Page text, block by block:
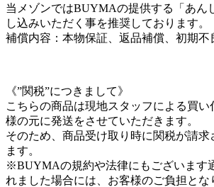
当メゾンではBUYMAの提供する「あん
し込みいただく事を推奨しております。
補償内容：本物保証、返品補償、初期不
《”関税”につきまして》
こちらの商品は現地スタッフによる買い
様の元に発送をさせていただきます。
そのため、商品受け取り時に関税が請求
ます。
※BUYMAの規約や法律にもございます
れました場合には、お客様のご負担とな